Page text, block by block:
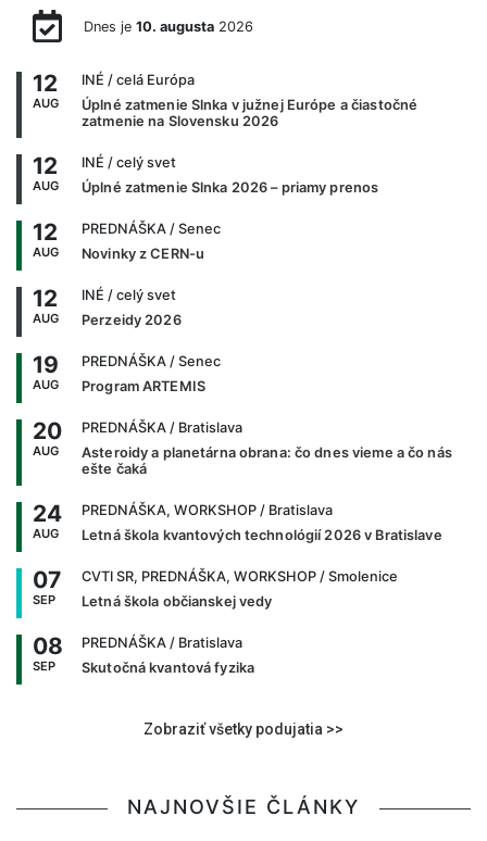
Dnes je 10. augusta2026
12
AUG
INÉ / celá Európa
Úplné zatmenie Slnka v južnej Európe a čiastočné
zatmenie na Slovensku 2026
12
AUG
INÉ / celý svet
Úplné zatmenie Slnka 2026 – priamy prenos
12
AUG
PREDNÁŠKA / Senec
Novinky z CERN-u
12
AUG
INÉ / celý svet
Perzeidy 2026
19
AUG
PREDNÁŠKA / Senec
Program ARTEMIS
20
AUG
PREDNÁŠKA / Bratislava
Asteroidy a planetárna obrana: čo dnes vieme a čo nás
ešte čaká
24
AUG
PREDNÁŠKA, WORKSHOP / Bratislava
Letná škola kvantových technológií 2026 v Bratislave
07
SEP
CVTI SR, PREDNÁŠKA, WORKSHOP / Smolenice
Letná škola občianskej vedy
08
SEP
PREDNÁŠKA / Bratislava
Skutočná kvantová fyzika
Zobraziť všetky podujatia >>
NAJNOVŠIE ČLÁNKY